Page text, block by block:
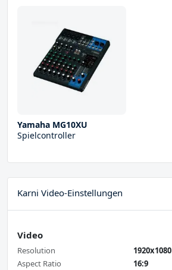
Yamaha MG10XU
Spielcontroller
Karni Video-Einstellungen
Video
Resolution
1920x1080
Aspect Ratio
16:9